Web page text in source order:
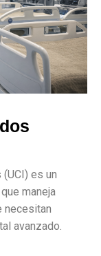
es un
maneja
necesitan
avanzado.